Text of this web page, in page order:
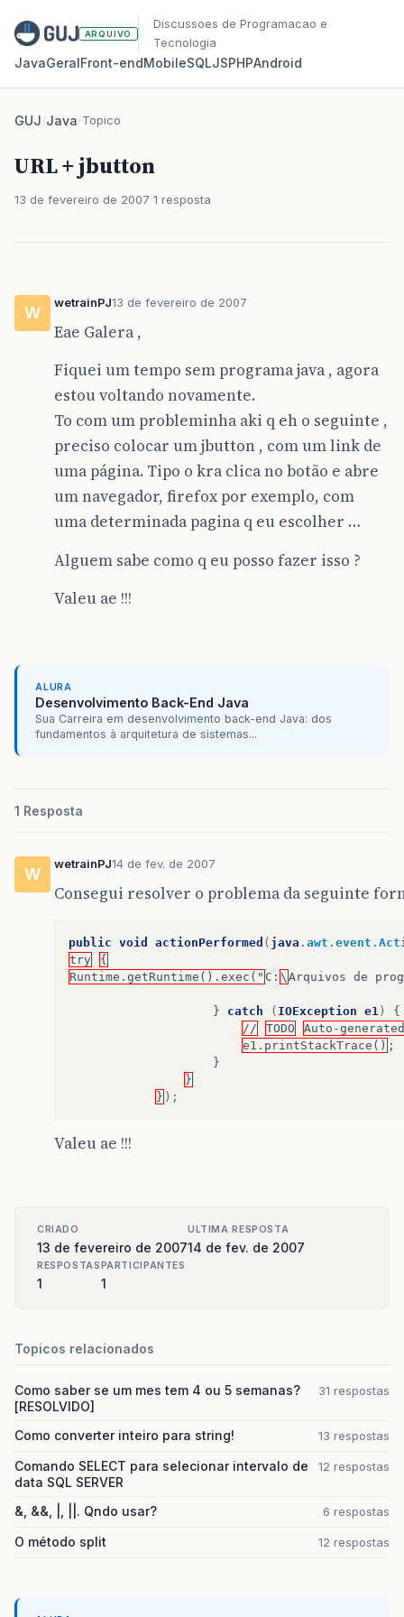
ARQUIVO
Discussoes de Programacao e
Tecnologia
JavaGeralFront‑endMobileSQLJSPHPAndroid
GUJ/Java/Topico
URL + jbutton
13 de fevereiro de 2007 1 resposta
W
wetrainPJ13 de fevereiro de 2007
Eae Galera ,
Fiquei um tempo sem programa java , agora
estou voltando novamente.
To com um probleminha aki q eh o seguinte ,
preciso colocar um jbutton , com um link de
uma página. Tipo o kra clica no botão e abre
um navegador, firefox por exemplo, com
uma determinada pagina q eu escolher …
Alguem sabe como q eu posso fazer isso ?
Valeu ae !!!
ALURA
Desenvolvimento Back-End Java
Sua Carreira em desenvolvimento back-end Java: dos
fundamentos à arquitetura de sistemas...
1 Resposta
W
wetrainPJ14 de fev. de 2007
Consegui resolver o problema da seguinte
public void actionPerformed ( java . awt . event .
try
{
Runtime.getRuntime().exec(" C : \ Arquivos de
} catch ( IOException e1 )
{
//
TODO
Auto-generated
e1.printStackTrace() ;
}
}
} );
Valeu ae !!!
CRIADO
13 de fevereiro de 2007
ULTIMA RESPOSTA
14 de fev. de 2007
RESPOSTAS
1
PARTICIPANTES
1
Topicos relacionados
Como saber se um mes tem 4 ou 5 semanas?
[RESOLVIDO]
31 respostas
Como converter inteiro para string! 13 respostas
Comando SELECT para selecionar intervalo de
data SQL SERVER
12 respostas
&, &&, |, ||. Qndo usar? 6 respostas
O método split 12 respostas